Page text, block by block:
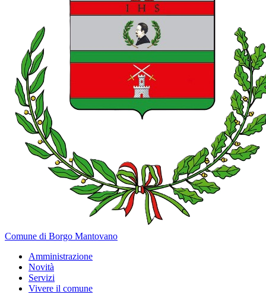
Comune di Borgo Mantovano
Amministrazione
Novità
Servizi
Vivere il comune